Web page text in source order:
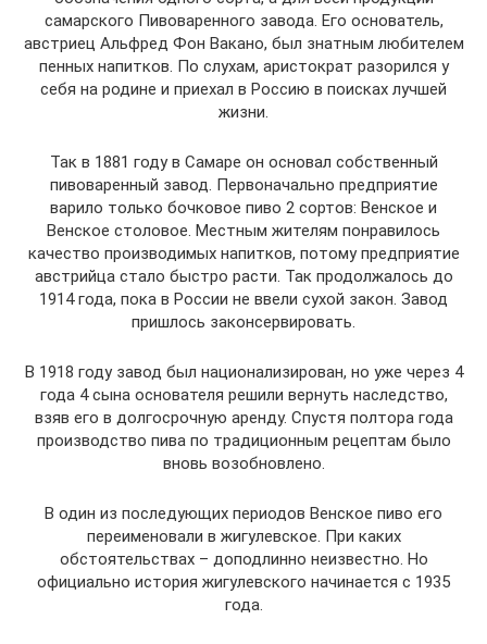
самарского Пивоваренного завода. Его основатель,
австриец Альфред Фон Вакано, был знатным любителем
пенных напитков. По слухам, аристократ разорился у
себя на родине и приехал в Россию в поисках лучшей
жизни.
Так в 1881 году в Самаре он основал собственный
пивоваренный завод. Первоначально предприятие
варило только бочковое пиво 2 сортов: Венское и
Венское столовое. Местным жителям понравилось
качество производимых напитков, потому предприятие
австрийца стало быстро расти. Так продолжалось до
1914 года, пока в России не ввели сухой закон. Завод
пришлось законсервировать.
В 1918 году завод был национализирован, но уже через 4
года 4 сына основателя решили вернуть наследство,
взяв его в долгосрочную аренду. Спустя полтора года
производство пива по традиционным рецептам было
вновь возобновлено.
В один из последующих периодов Венское пиво его
переименовали в жигулевское. При каких
обстоятельствах – доподлинно неизвестно. Но
официально история жигулевского начинается с 1935
года.